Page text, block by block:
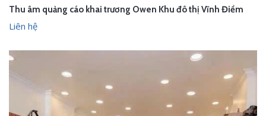
Thu âm quảng cáo khai trương Owen Khu đô thị Vĩnh Điềm
Liên hệ